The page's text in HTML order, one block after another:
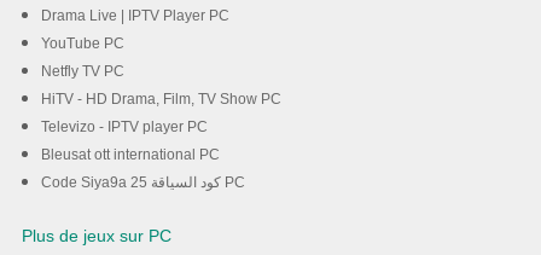
Drama Live | IPTV Player PC
YouTube PC
Netfly TV PC
HiTV - HD Drama, Film, TV Show PC
Televizo - IPTV player PC
Bleusat ott international PC
Code Siya9a 25 كود السياقة PC
Plus de jeux sur PC